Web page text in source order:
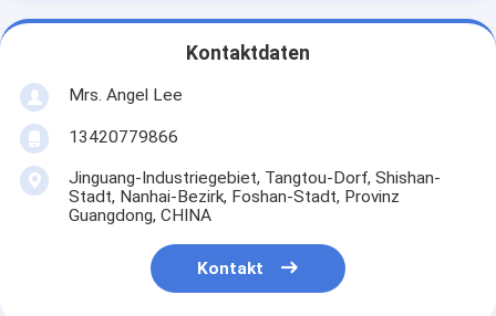
Kontaktdaten
Mrs. Angel Lee
13420779866
Jinguang-Industriegebiet, Tangtou-Dorf, Shishan-
Stadt, Nanhai-Bezirk, Foshan-Stadt, Provinz
Guangdong, CHINA
Kontakt